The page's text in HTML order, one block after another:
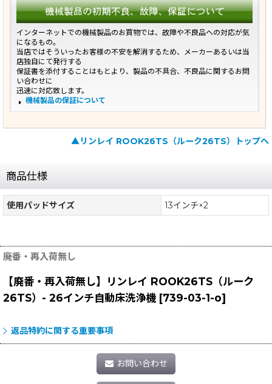
インターネットでの機械製品のお買物では、故障や不良品への対応が気
になるもの。
当店ではそういったお客様の不安を解消するため、メーカーあるいは当
店独自にて発行する
保証書を添付することはもとより、製品の不具合、不良品に関するお問
い合わせに
迅速に対応致します。
機械製品の保証について
▲リンレイ ROOK26TS（ルーク26TS）トップへ
商品仕様
使用パッドサイズ 13インチ×2
廃番・再入荷無し
【廃番・再入荷無し】リンレイ ROOK26TS（ルーク
26TS）- 26インチ自動床洗浄機 [739-03-1-o]
返品特約に関する重要事項
お問い合わせ